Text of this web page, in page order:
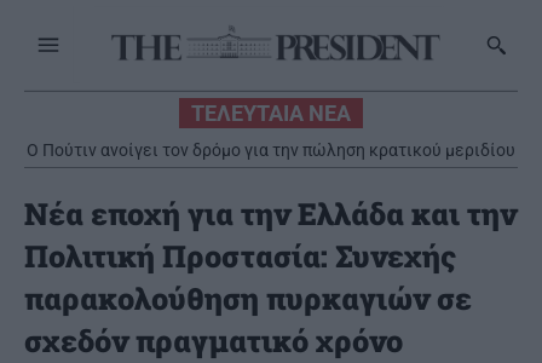
ΤΕΛΕΥΤΑΙΑ ΝΕΑ
Ο Πούτιν ανοίγει τον δρόμο για την πώληση κρατικού μεριδίου
30% στο μεγαλύτερο αεροδρόμιο της Μόσχας
Νέα εποχή για την Ελλάδα και την
Πολιτική Προστασία: Συνεχής
παρακολούθηση πυρκαγιών σε
σχεδόν πραγματικό χρόνο